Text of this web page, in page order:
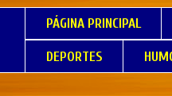
PÁGINA PRINCIPAL
DEPORTES